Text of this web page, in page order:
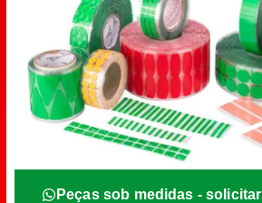
Peças sob medidas - solicitar